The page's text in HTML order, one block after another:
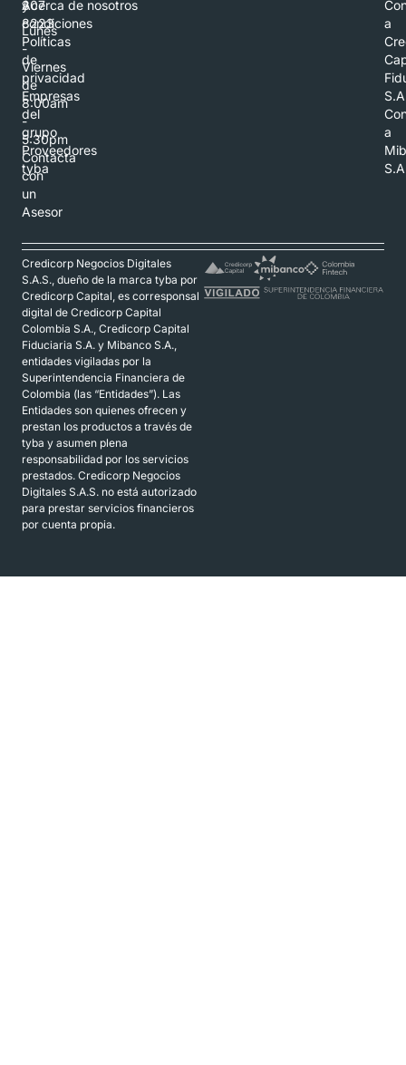
307
8223
Lunes
-
Viernes
de
8:00am
-
5:30pm
Contacta
con
un
Asesor
y
condiciones
Políticas
de
privacidad
Empresas
del
grupo
Proveedores
tyba
Acerca de nosotros
a
a
Credicorp Negocios Digitales
S.A.S., dueño de la marca tyba por
Credicorp Capital, es corresponsal
digital de Credicorp Capital
Colombia S.A., Credicorp Capital
Fiduciaria S.A. y Mibanco S.A.,
entidades vigiladas por la
Superintendencia Financiera de
Colombia (las “Entidades”). Las
Entidades son quienes ofrecen y
prestan los productos a través de
tyba y asumen plena
responsabilidad por los servicios
prestados. Credicorp Negocios
Digitales S.A.S. no está autorizado
para prestar servicios financieros
por cuenta propia.